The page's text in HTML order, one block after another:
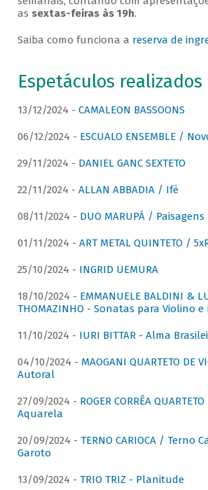
as sextas-feiras às 19h.
Saiba como funciona a reserva de
Espetáculos realizados
13/12/2024 - CAMALEON BASSOONS
06/12/2024 - ESCUALO ENSEMBLE /
29/11/2024 - DANIEL GANC SEXTETO
22/11/2024 - ALLAN ABBADIA / Ifè
08/11/2024 - DUO MARUPÁ /
01/11/2024 - ART METAL QUINTETO /
25/10/2024 - INGRID UEMURA
18/10/2024 - EMMANUELE BALDINI &
THOMAZINHO - Sonatas para Violino e
11/10/2024 - IURI BITTAR - Alma
04/10/2024 - MAOGANI QUARTETO DE
Autoral
27/09/2024 - ROGER CORRÊA
Aquarela
20/09/2024 - TERNO CARIOCA / Terno
Garoto
13/09/2024 - TRIO TRIZ - Planitude